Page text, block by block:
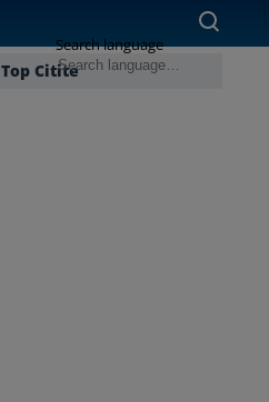
Top Citite
Search language